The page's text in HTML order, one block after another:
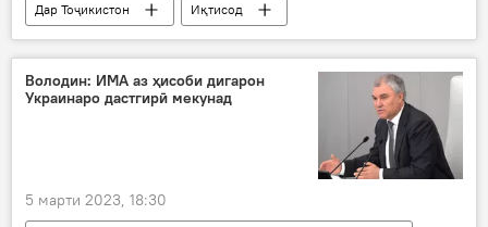
Дар Тоҷикистон
Иқтисод
кишоварзӣ
пиёз
кишт
иҷрои нақшаи дурнамо
замин
Володин: ИМА аз ҳисоби дигарон
Украинаро дастгирӣ мекунад
5 марти 2023, 18:30